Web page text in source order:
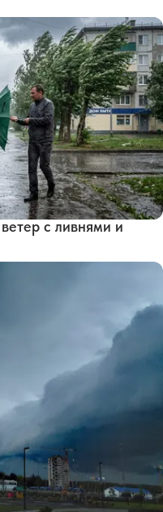
с ливнями и